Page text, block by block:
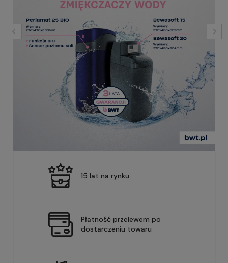
15 lat na rynku
Płatność przelewem po
dostarczeniu towaru